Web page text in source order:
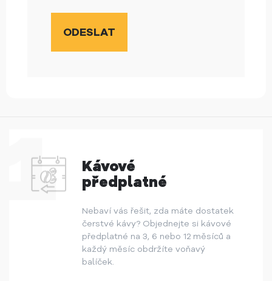
Kávové
předplatné
Nebaví vás řešit, zda máte dostatek
čerstvé kávy? Objednejte si kávové
předplatné na 3, 6 nebo 12 měsíců a
každý měsíc obdržíte voňavý
balíček.